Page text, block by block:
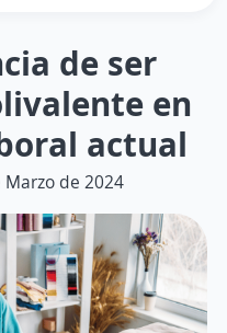
de ser
en
actual
de 2024